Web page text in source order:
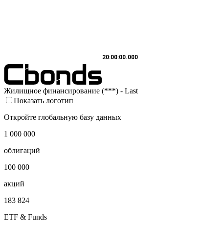
20:00:00.000
Жилищное финансирование (***) - Last
Показать логотип
Откройте глобальную базу данных
1 000 000
облигаций
100 000
акций
183 824
ETF & Funds